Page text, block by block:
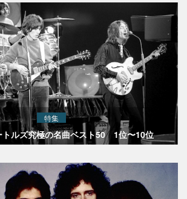
特集
トルズ究極の名曲ベスト50 1位〜10位